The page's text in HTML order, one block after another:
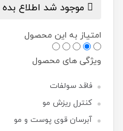
موجود شد اطلاع بده
امتیاز به این محصول
ویژگی های محصول
فاقد سولفات
کنترل ریزش مو
آبرسان قوی پوست و مو